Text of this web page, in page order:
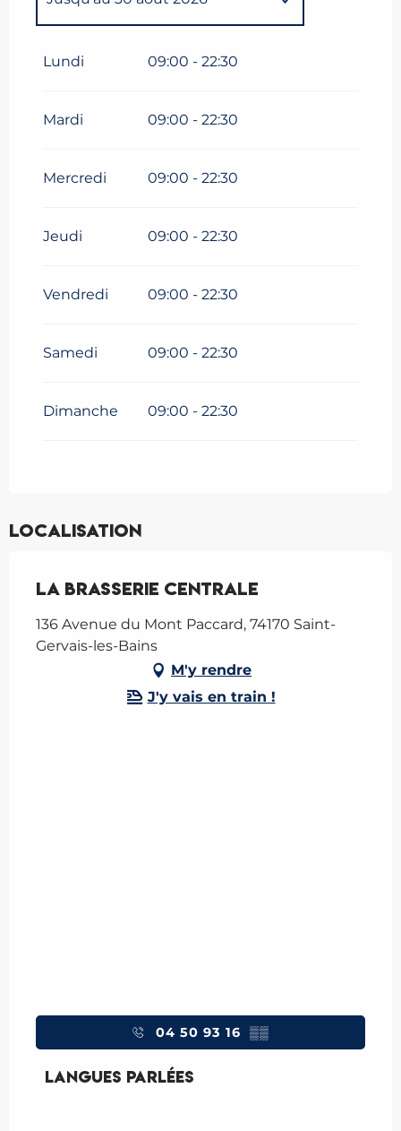
2026
2026
Lundi 09:00 - 22:30
Mardi 09:00 - 22:30
Mercredi 09:00 - 22:30
Jeudi 09:00 - 22:30
Vendredi 09:00 - 22:30
Samedi 09:00 - 22:30
Dimanche 09:00 - 22:30
Localisation
La Brasserie Centrale
136 Avenue du Mont Paccard, 74170 Saint-
Gervais-les-Bains
M'y rendre
J'y vais en train !
04 50 93 16 ▒▒
Langues parlées
Langues parlées